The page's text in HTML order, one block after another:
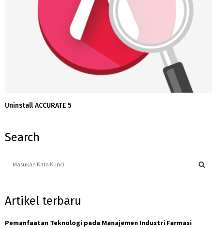
Uninstall ACCURATE 5
Search
c
f
Artikel terbaru
Pemanfaatan Teknologi pada Manajemen Industri Farmasi